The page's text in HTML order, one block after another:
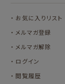
お気に入りリスト
メルマガ登録
メルマガ解除
ログイン
閲覧履歴